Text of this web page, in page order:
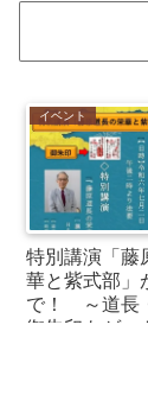
イベント
特別講演「藤
華と紫式部」
で！ ～道長
御朱印もゲッ